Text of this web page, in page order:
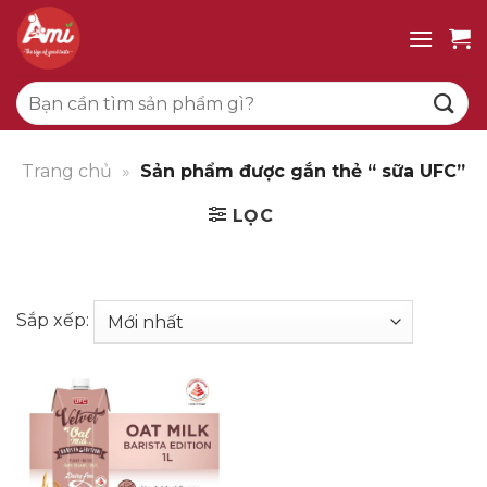
qua
dung
Tìm
kiếm:
Trang chủ » Sản phẩm được gắn thẻ “ sữa UFC”
LỌC
Sắp xếp: